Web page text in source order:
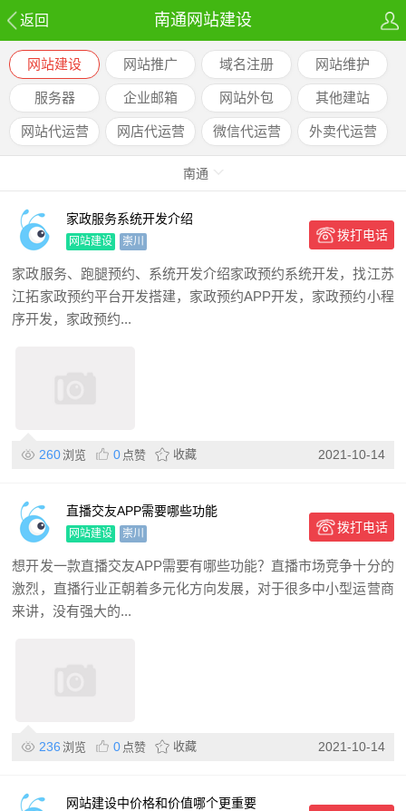
返回 南通网站建设
网站建设 网站推广 域名注册 网站维护
服务器 企业邮箱 网站外包 其他建站
网站代运营 网店代运营 微信代运营 外卖代运营
南通
家政服务系统开发介绍
网站建设 崇川 拨打电话
家政服务、跑腿预约、系统开发介绍家政预约系统开发，找江苏
江拓家政预约平台开发搭建，家政预约APP开发，家政预约小程
序开发，家政预约...
260浏览 0 点赞 收藏 2021-10-14
直播交友APP需要哪些功能
网站建设 崇川 拨打电话
想开发一款直播交友APP需要有哪些功能？直播市场竞争十分的
激烈，直播行业正朝着多元化方向发展，对于很多中小型运营商
来讲，没有强大的...
236 浏览 0 点赞 收藏 2021-10-14
网站建设中价格和价值哪个更重要